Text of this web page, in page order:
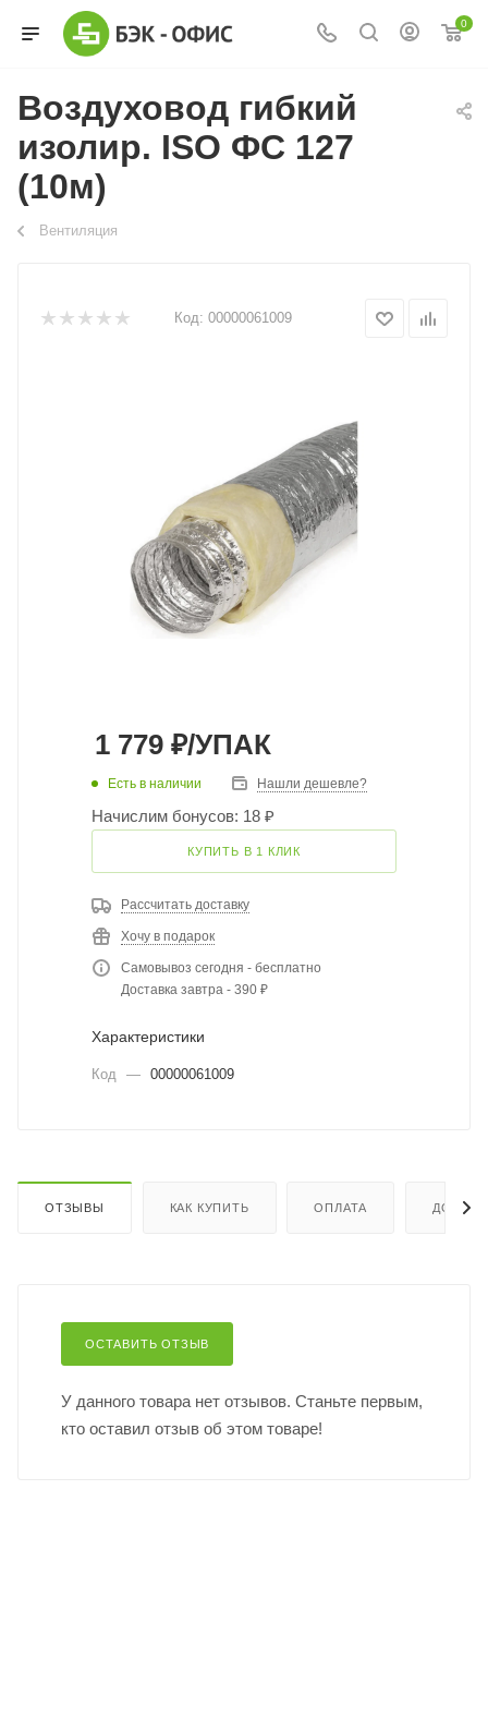
0
Воздуховод гибкий
изолир. ISO ФС 127
(10м)
Вентиляция
Код: 00000061009
1 779 ₽/УПАК
Есть в наличии Нашли дешевле?
Начислим бонусов: 18 ₽
КУПИТЬ В 1 КЛИК
Рассчитать доставку
Хочу в подарок
Самовывоз сегодня - бесплатно
Доставка завтра - 390 ₽
Характеристики
Код — 00000061009
ОТЗЫВЫ КАК КУПИТЬ ОПЛАТА
ОСТАВИТЬ ОТЗЫВ
У данного товара нет отзывов. Станьте первым,
кто оставил отзыв об этом товаре!